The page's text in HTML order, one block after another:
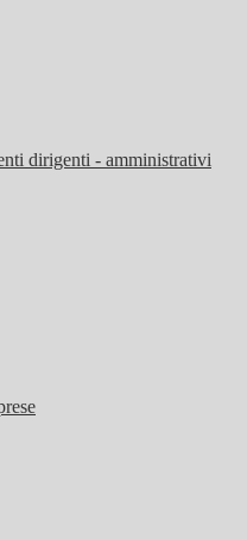
dirigenti - amministrativi